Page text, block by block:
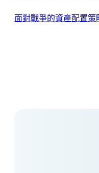
面對戰爭的資產配置策